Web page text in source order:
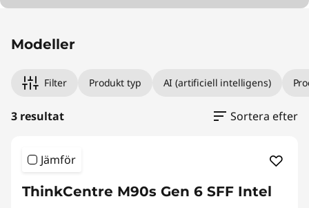
Modeller
Filter Produkt typ AI (artificiell intelligens)
3 resultat Sortera efter
Jämför
ThinkCentre M90s Gen 6 SFF Intel